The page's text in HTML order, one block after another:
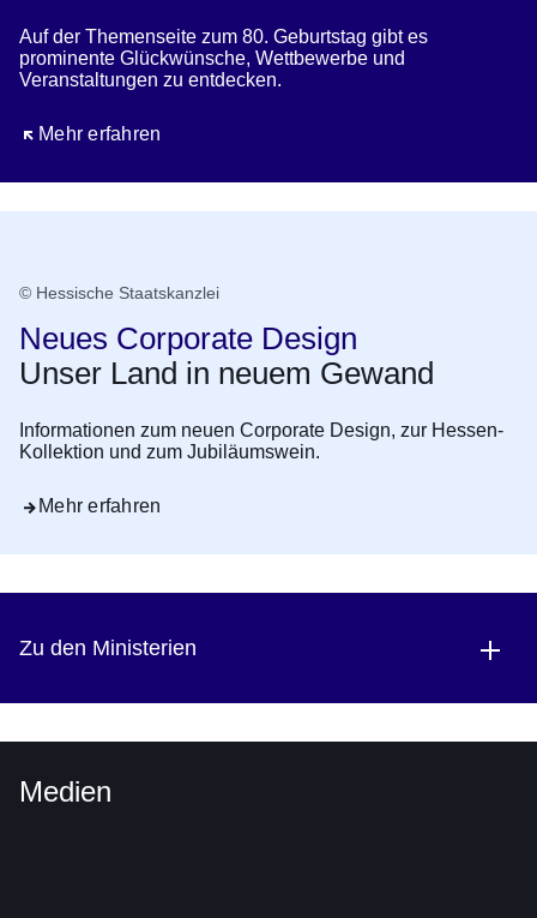
Auf der Themenseite zum 80. Geburtstag gibt es
prominente Glückwünsche, Wettbewerbe und
Veranstaltungen zu entdecken.
Mehr erfahren
Öffnet sich in einem neuen Fenster
© Hessische Staatskanzlei
Neues Corporate Design
Unser Land in neuem Gewand
Informationen zum neuen Corporate Design, zur Hessen-
Kollektion und zum Jubiläumswein.
Mehr erfahren
Zu den Ministerien
Medien